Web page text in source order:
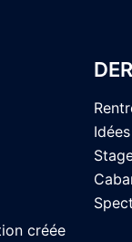
créée